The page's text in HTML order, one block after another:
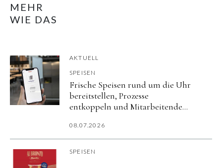
MEHR
WIE DAS
AKTUELL
SPEISEN
Frische Speisen rund um die Uhr
bereitstellen, Prozesse
entkoppeln und Mitarbeitende
08.07.2026
SPEISEN